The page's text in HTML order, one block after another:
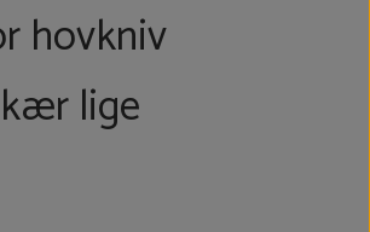
KONTAKT
BLOG
hovkniv
lige